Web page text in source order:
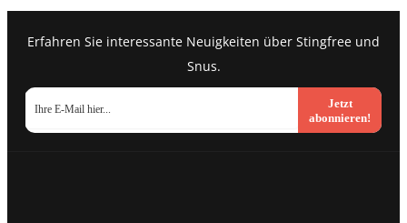
Erfahren Sie interessante Neuigkeiten über Stingfree und
Snus.
Jetzt
abonnieren!